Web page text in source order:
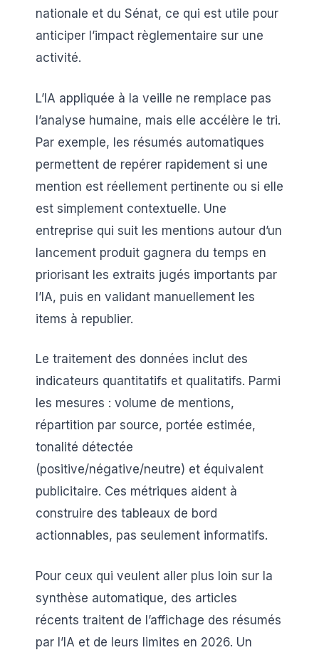
nationale et du Sénat, ce qui est utile pour
anticiper l’impact règlementaire sur une
activité.
L’IA appliquée à la veille ne remplace pas
l’analyse humaine, mais elle accélère le tri.
Par exemple, les résumés automatiques
permettent de repérer rapidement si une
mention est réellement pertinente ou si elle
est simplement contextuelle. Une
entreprise qui suit les mentions autour d’un
lancement produit gagnera du temps en
priorisant les extraits jugés importants par
l’IA, puis en validant manuellement les
items à republier.
Le traitement des données inclut des
indicateurs quantitatifs et qualitatifs. Parmi
les mesures : volume de mentions,
répartition par source, portée estimée,
tonalité détectée
(positive/négative/neutre) et équivalent
publicitaire. Ces métriques aident à
construire des tableaux de bord
actionnables, pas seulement informatifs.
Pour ceux qui veulent aller plus loin sur la
synthèse automatique, des articles
récents traitent de l’affichage des résumés
par l’IA et de leurs limites en 2026. Un